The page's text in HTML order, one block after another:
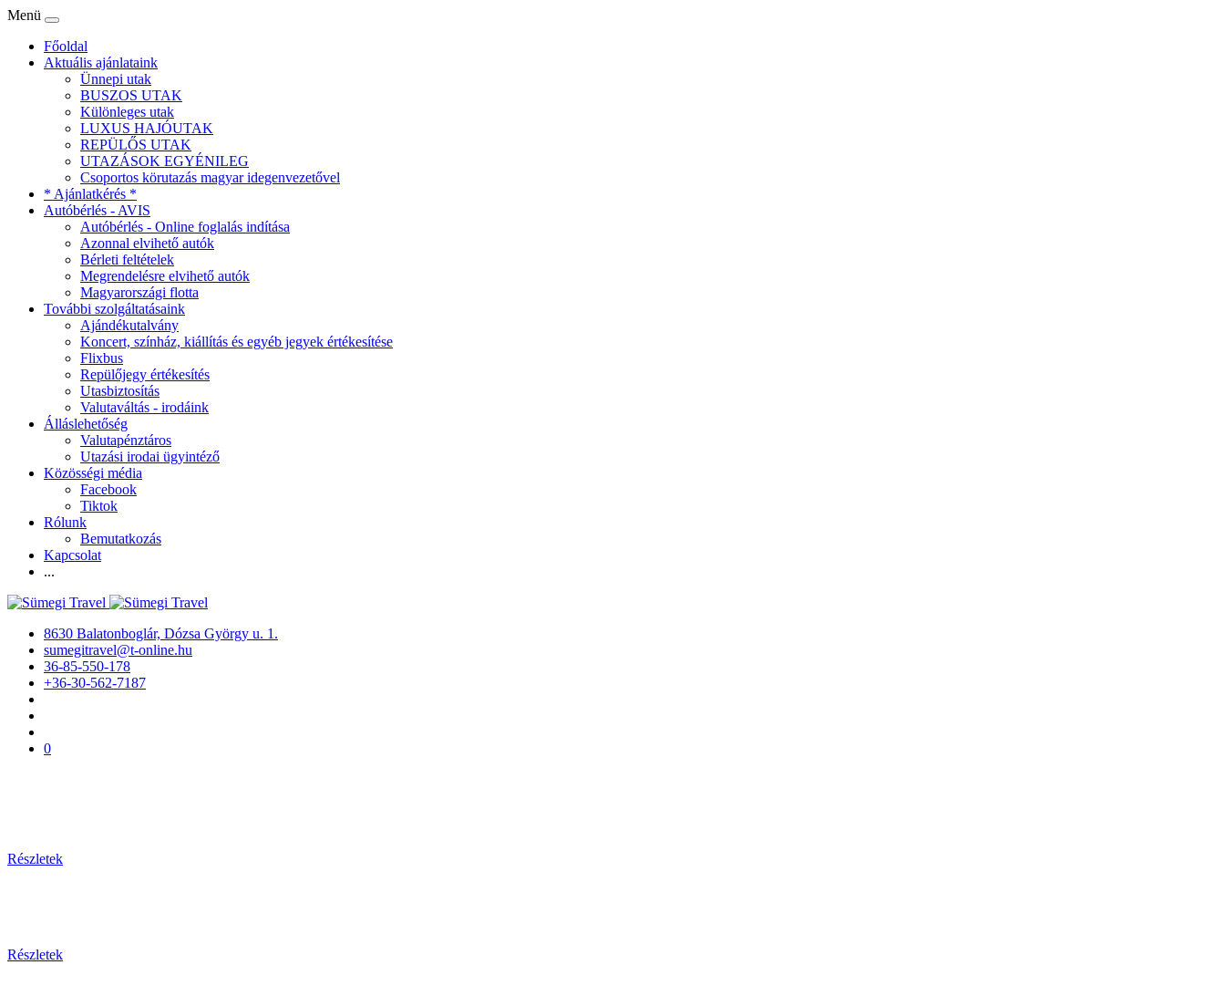
Menü
Főoldal
Aktuális ajánlataink
Ünnepi utak
BUSZOS UTAK
Különleges utak
LUXUS HAJÓUTAK
REPÜLŐS UTAK
UTAZÁSOK EGYÉNILEG
Csoportos körutazás magyar idegenvezetővel
* Ajánlatkérés *
Autóbérlés - AVIS
Autóbérlés - Online foglalás indítása
Azonnal elvihető autók
Bérleti feltételek
Megrendelésre elvihető autók
Magyarországi flotta
További szolgáltatásaink
Ajándékutalvány
Koncert, színház, kiállítás és egyéb jegyek értékesítése
Flixbus
Repülőjegy értékesítés
Utasbiztosítás
Valutaváltás - irodáink
Álláslehetőség
Valutapénztáros
Utazási irodai ügyintéző
Közösségi média
Facebook
Tiktok
Rólunk
Bemutatkozás
Kapcsolat
...
8630 Balatonboglár, Dózsa György u. 1.
sumegitravel@t-online.hu
36-85-550-178
+36-30-562-7187
0
Részletek
Részletek